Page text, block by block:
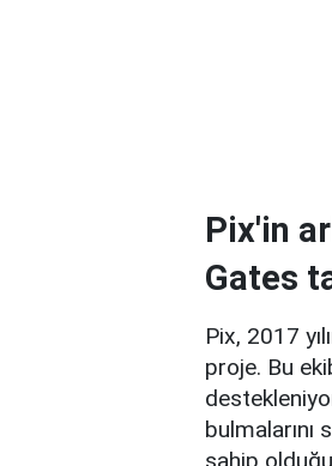
Pix'in
Gates
Pix, 2017
proje. Bu
sahip